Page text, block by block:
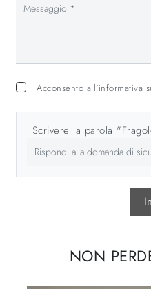
Acconsento all'informativa
Scrivere la parola
NON